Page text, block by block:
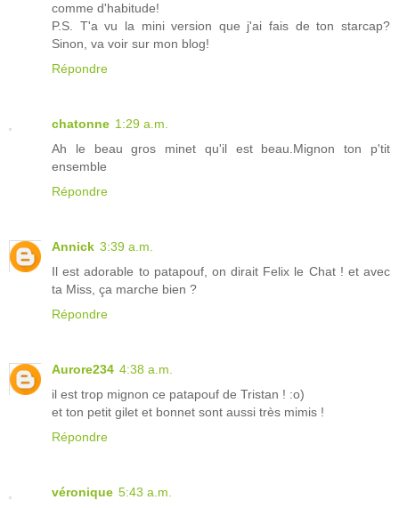
comme d'habitude!
P.S. T'a vu la mini version que j'ai fais de ton starcap?
Sinon, va voir sur mon blog!
Répondre
chatonne 1:29 a.m.
Ah le beau gros minet qu'il est beau.Mignon ton p'tit
ensemble
Répondre
Annick 3:39 a.m.
Il est adorable to patapouf, on dirait Felix le Chat ! et avec
ta Miss, ça marche bien ?
Répondre
Aurore234 4:38 a.m.
il est trop mignon ce patapouf de Tristan ! :o)
et ton petit gilet et bonnet sont aussi très mimis !
Répondre
véronique 5:43 a.m.